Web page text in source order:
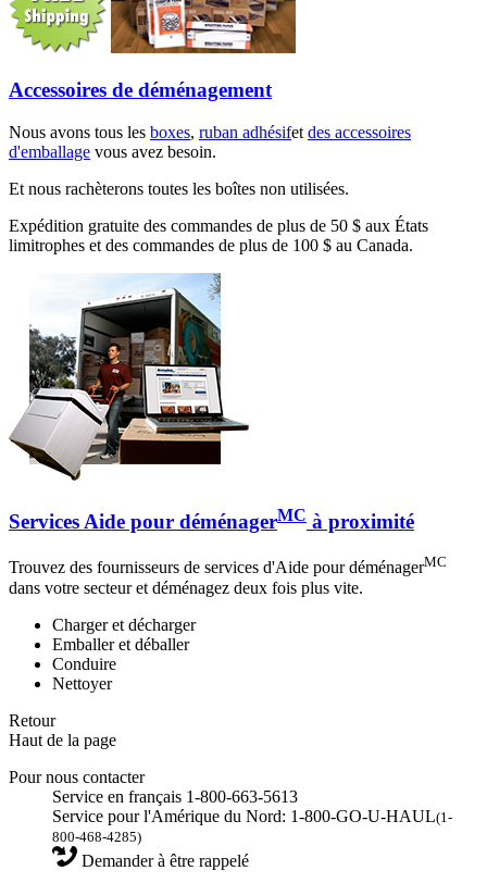
Accessoires de déménagement
Nous avons tous les boxes, ruban adhésifet des accessoires
d'emballage vous avez besoin.
Et nous rachèterons toutes les boîtes non utilisées.
Expédition gratuite des commandes de plus de 50 $ aux États
limitrophes et des commandes de plus de 100 $ au Canada.
Services Aide pour déménagerMC à proximité
Trouvez des fournisseurs de services d'Aide pour déménagerMC
dans votre secteur et déménagez deux fois plus vite.
Charger et décharger
Emballer et déballer
Conduire
Nettoyer
Retour
Haut de la page
Pour nous contacter
Service en français 1-800-663-5613
Service pour l'Amérique du Nord: 1-800-GO-U-HAUL(1-
800-468-4285)
Demander à être rappelé